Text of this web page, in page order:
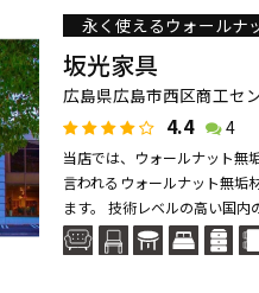
永く使えるウォールナ
坂光家具
広島県広島市西区商工セ
4.4 4
当店では、ウォールナット無
言われるウォールナット無垢
ます。 技術レベルの高い国内